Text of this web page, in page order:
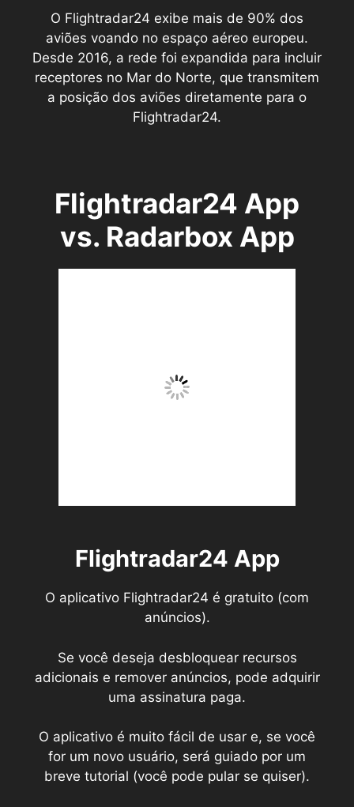
O Flightradar24 exibe mais de 90% dos
aviões voando no espaço aéreo europeu.
Desde 2016, a rede foi expandida para incluir
receptores no Mar do Norte, que transmitem
a posição dos aviões diretamente para o
Flightradar24.
Flightradar24 App
vs. Radarbox App
Flightradar24 App
O aplicativo Flightradar24 é gratuito (com
anúncios).
Se você deseja desbloquear recursos
adicionais e remover anúncios, pode adquirir
uma assinatura paga.
O aplicativo é muito fácil de usar e, se você
for um novo usuário, será guiado por um
breve tutorial (você pode pular se quiser).